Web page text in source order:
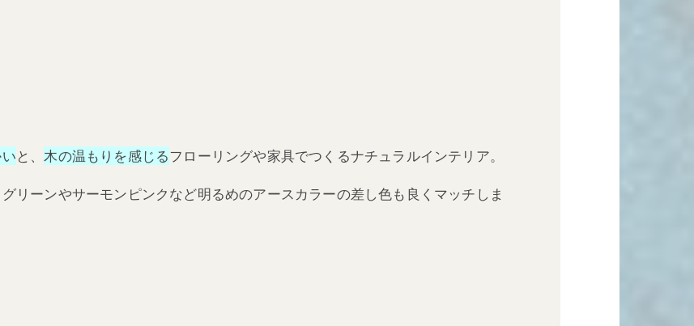
と、木の温もりを感じるフローリングや家具でつくるナチュラルインテリア。
リーンやサーモンピンクなど明るめのアースカラーの差し色も良くマッチしま